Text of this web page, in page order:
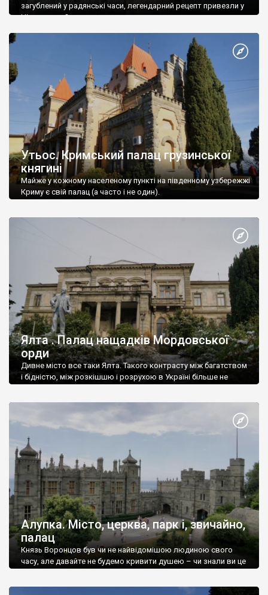
загублений у радянські часи, легендарний рецепт привезли у
Ніжин греки?
Утьос. Кримський палац грузинської
княгині
Майже у кожному населеному пункті на південному узбережжі
Криму є свій палац (а часто і не один).
Ялта . Палац нащадків Мордовської
орди
Дивне місто все таки Ялта. Такого контрасту між багатством
і бідністю, між розкішшю і розрухою в Україні більше не
Алупка. Місто, церква, парк і, звичайно,
палац
Князь Воронцов був чи не найвідомішою людиною свого
часу, але давайте не будемо кривити душею – чи знали ви це